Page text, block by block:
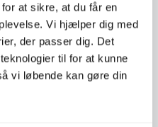
at sikre, at du får en
Vi hjælper dig med
der passer dig. Det
til for at kunne
vi løbende kan gøre din